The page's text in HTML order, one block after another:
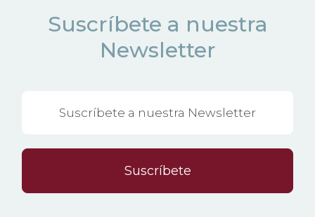
Suscríbete a nuestra
Newsletter
Suscríbete